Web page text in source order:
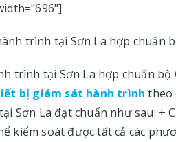
trình tại Sơn La hợp chuẩn
bị giám sát hành trình theo
Sơn La đạt chuẩn như sau: +
kiểm soát được tất cả các